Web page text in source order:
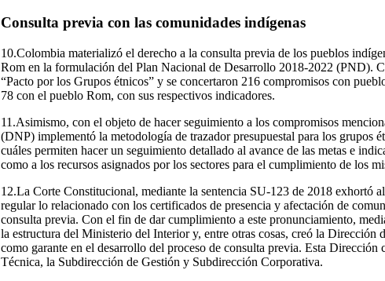
Consulta previa con las comunidades indígenas
10.Colombia materializó el derecho a la consulta previa de los pueblos
Rom en la formulación del Plan Nacional de Desarrollo 2018-2022 (PND).
“Pacto por los Grupos étnicos” y se concertaron 216 compromisos con
78 con el pueblo Rom, con sus respectivos indicadores.
11.Asimismo, con el objeto de hacer seguimiento a los compromisos
(DNP) implementó la metodología de trazador presupuestal para los
cuáles permiten hacer un seguimiento detallado al avance de las metas e
como a los recursos asignados por los sectores para el cumplimiento de los
12.La Corte Constitucional, mediante la sentencia SU-123 de 2018 exhortó
regular lo relacionado con los certificados de presencia y afectación de
consulta previa. Con el fin de dar cumplimiento a este pronunciamiento,
la estructura del Ministerio del Interior y, entre otras cosas, creó la Dirección
como garante en el desarrollo del proceso de consulta previa. Esta Dirección
Técnica, la Subdirección de Gestión y Subdirección Corporativa.